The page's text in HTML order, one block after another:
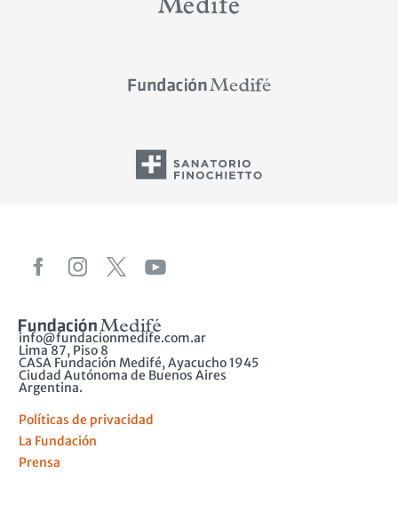
info@fundacionmedife.com.ar
Lima 87, Piso 8
CASA Fundación Medifé, Ayacucho 1945
Ciudad Autónoma de Buenos Aires
Argentina.
Políticas de privacidad
La Fundación
Prensa